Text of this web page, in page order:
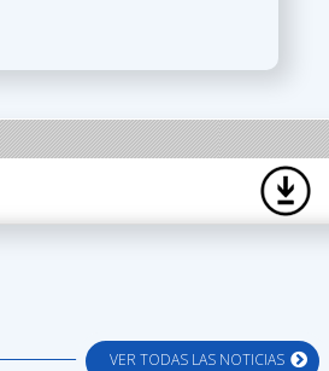
VER TODAS LAS NOTICIAS